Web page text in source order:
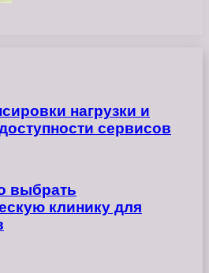
нагрузки и
сервисов
выбрать
клинику для